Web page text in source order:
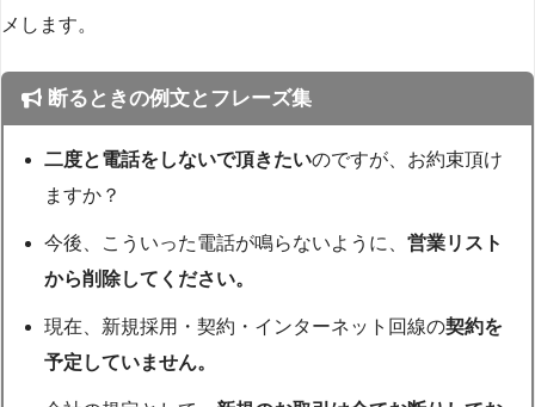
メします。
断るときの例文とフレーズ集
二度と電話をしないで頂きたいのですが、お約束頂け
ますか？
今後、こういった電話が鳴らないように、営業リスト
から削除してください。
現在、新規採用・契約・インターネット回線の契約を
予定していません。